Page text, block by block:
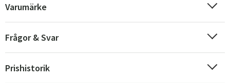
Varumärke
Frågor & Svar
Prishistorik